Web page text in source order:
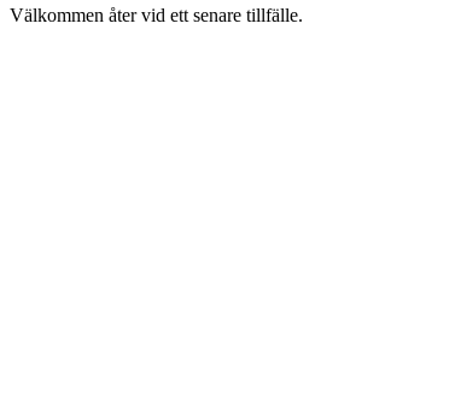
Välkommen åter vid ett senare tillfälle.